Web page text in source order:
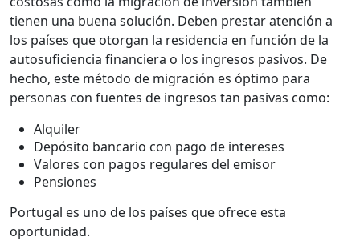
tienen una buena solución. Deben prestar atención a
los países que otorgan la residencia en función de la
autosuficiencia financiera o los ingresos pasivos. De
hecho, este método de migración es óptimo para
personas con fuentes de ingresos tan pasivas como:
Alquiler
Depósito bancario con pago de intereses
Valores con pagos regulares del emisor
Pensiones
Portugal es uno de los países que ofrece esta
oportunidad.